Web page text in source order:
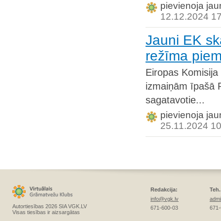
pievienoja
12.12.2024
Jauni EK
režīma
Eiropas
izmaiņām īpašā
sagatavotie...
pievienoja
25.11.2024
Autortiesības 2026 SIA VGK.LV
Visas tiesības ir aizsargātas
Redakcija:
info@vgk.lv
671-600-03